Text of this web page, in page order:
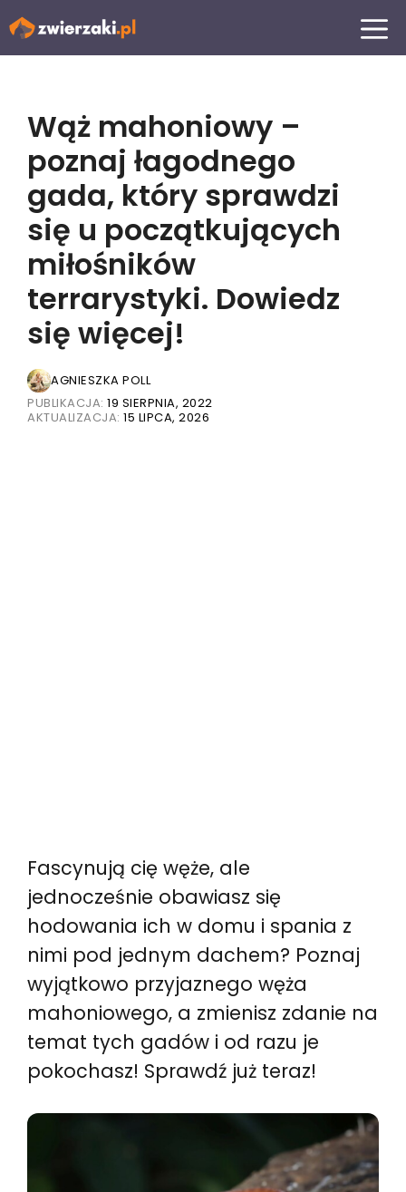
Przejdź
MENU
Wąż mahoniowy –
poznaj łagodnego
gada, który sprawdzi
się u początkujących
miłośników
terrarystyki. Dowiedz
się więcej!
AGNIESZKA POLL
PUBLIKACJA: 19 SIERPNIA, 2022
AKTUALIZACJA: 15 LIPCA, 2026
Fascynują cię węże, ale
jednocześnie obawiasz się
hodowania ich w domu i spania z
nimi pod jednym dachem? Poznaj
wyjątkowo przyjaznego węża
mahoniowego, a zmienisz zdanie na
temat tych gadów i od razu je
pokochasz! Sprawdź już teraz!